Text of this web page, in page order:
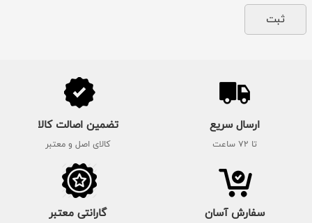
ارسال سریع
تا 72 ساعت
تضمین اصالت کالا
کالای اصل و معتبر
سفارش آسان گارانتی معتبر